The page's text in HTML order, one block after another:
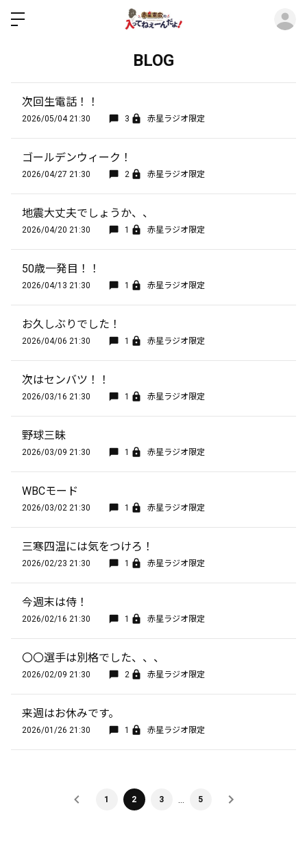
BLOG
次回生電話！！
2026/05/04 21:30 3 赤星ラジオ限定
ゴールデンウィーク！
2026/04/27 21:30 2 赤星ラジオ限定
地震大丈夫でしょうか、、
2026/04/20 21:30 1 赤星ラジオ限定
50歳一発目！！
2026/04/13 21:30 1 赤星ラジオ限定
お久しぶりでした！
2026/04/06 21:30 1 赤星ラジオ限定
次はセンバツ！！
2026/03/16 21:30 1 赤星ラジオ限定
野球三昧
2026/03/09 21:30 1 赤星ラジオ限定
WBCモード
2026/03/02 21:30 1 赤星ラジオ限定
三寒四温には気をつけろ！
2026/02/23 21:30 1 赤星ラジオ限定
今週末は侍！
2026/02/16 21:30 1 赤星ラジオ限定
〇〇選手は別格でした、、、
2026/02/09 21:30 2 赤星ラジオ限定
来週はお休みです。
2026/01/26 21:30 1 赤星ラジオ限定
1 2 3 5